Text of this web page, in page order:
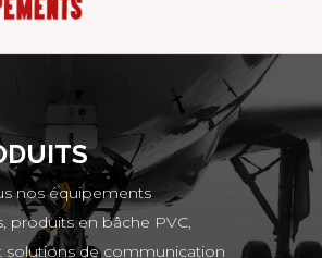
nos équipements
produits en bâche PVC,
solutions de communication